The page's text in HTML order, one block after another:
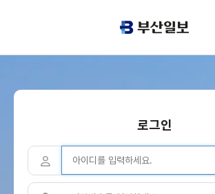
로그인